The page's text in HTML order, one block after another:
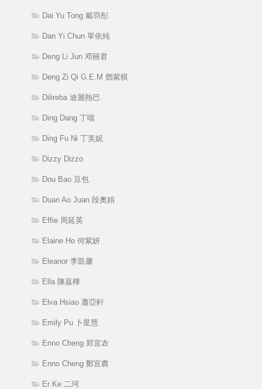
Dai Yu Tong 戴羽彤
Dan Yi Chun 單依純
Deng Li Jun 邓丽君
Deng Zi Qi G.E.M 鄧紫棋
Dilireba 迪麗熱巴
Ding Dang 丁噹
Ding Fu Ni 丁芙妮
Dizzy Dizzo
Dou Bao 豆包
Duan Ao Juan 段奧娟
Effie 周延英
Elaine Ho 何紫妍
Eleanor 李凱馨
Ella 陳嘉樺
Elva Hsiao 蕭亞軒
Emily Pu 卜星慧
Enno Cheng 郑宜农
Enno Cheng 鄭宜農
Er Ke 二珂